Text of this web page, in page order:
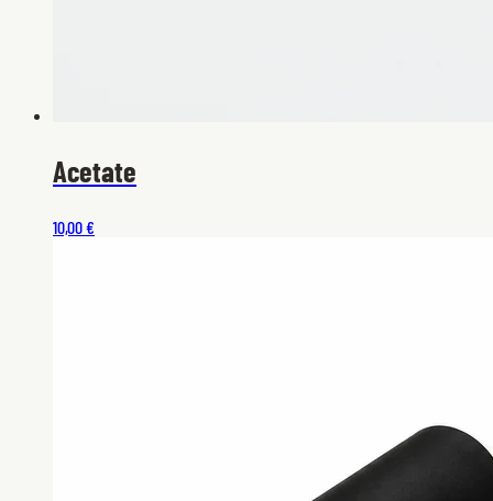
Acetate
10,00 €